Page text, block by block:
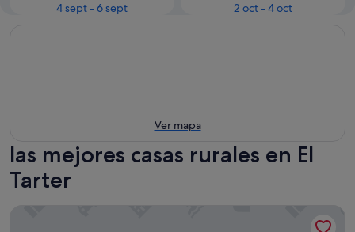
4 sept - 6 sept
2 oct - 4 oct
Ver mapa
las mejores casas rurales en El
Tarter